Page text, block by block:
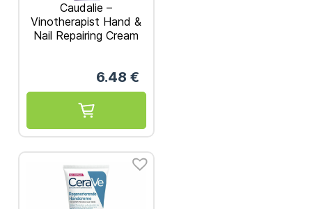
Caudalie –
Vinotherapist Hand &
Nail Repairing Cream
Χεριών & Νυχιών 75ml
6.48 €